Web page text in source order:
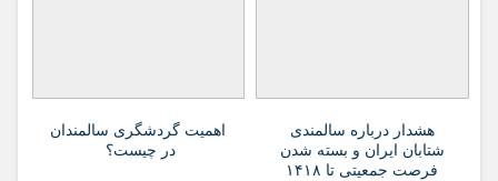
هشدار درباره سالمندی
شتابان ایران و بسته شدن
فرصت جمعیتی تا ۱۴۱۸
اهمیت گردشگری سالمندان
در چیست؟